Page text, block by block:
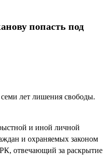
попасть под
лет лишения свободы.
и иной личной
и охраняемых законом
РК, отвечающий за раскрытие